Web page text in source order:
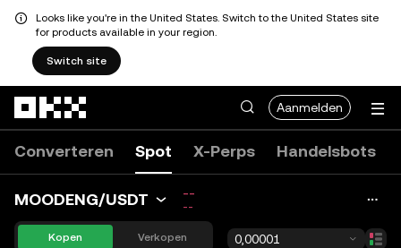
Looks like you're in the United States. Switch to the United States site
for products available in your region.
Switch site
Aanmelden
Converteren Spot X-Perps Handelsbots
MOODENG/USDT --
--
Kopen Verkopen 0,00001